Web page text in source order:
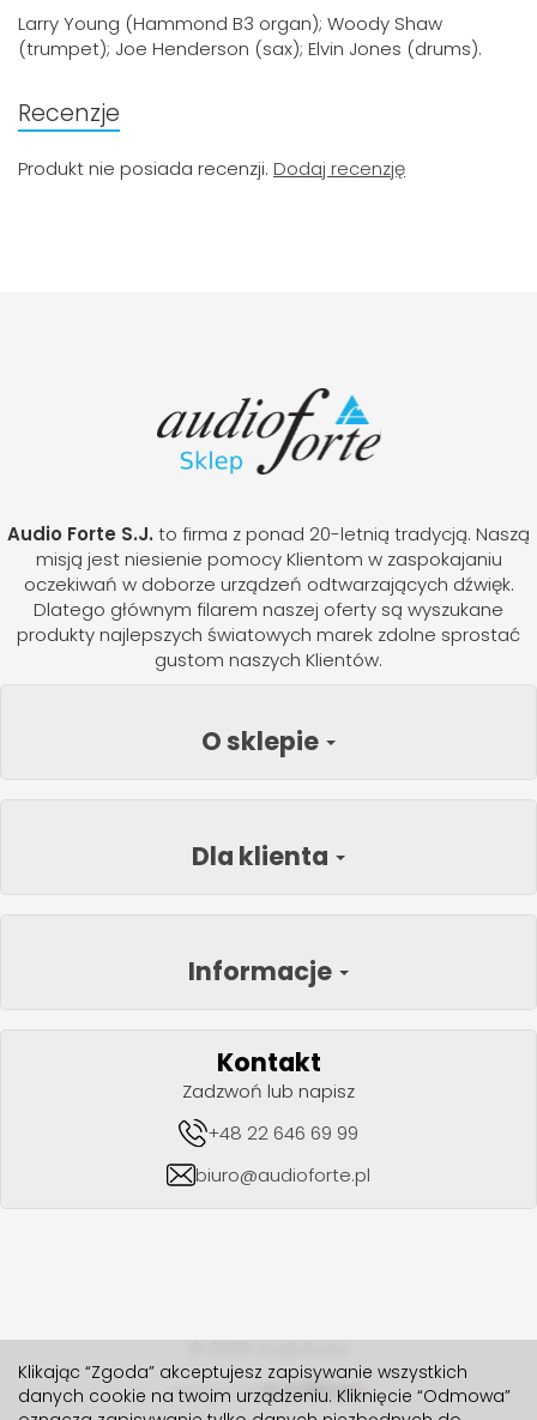
Larry Young (Hammond B3 organ); Woody Shaw
(trumpet); Joe Henderson (sax); Elvin Jones (drums).
Recenzje
Produkt nie posiada recenzji. Dodaj recenzję
Audio Forte S.J. to firma z ponad 20-letnią tradycją. Naszą
misją jest niesienie pomocy Klientom w zaspokajaniu
oczekiwań w doborze urządzeń odtwarzających dźwięk.
Dlatego głównym filarem naszej oferty są wyszukane
produkty najlepszych światowych marek zdolne sprostać
gustom naszych Klientów.
O sklepie
Dla klienta
Informacje
Kontakt
Zadzwoń lub napisz
+48 22 646 69 99
biuro@audioforte.pl
realizacja 2024
Klikając “Zgoda” akceptujesz zapisywanie wszystkich
danych cookie na twoim urządzeniu. Kliknięcie “Odmowa”